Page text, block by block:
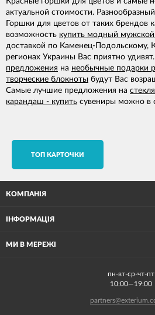
актуальной стоимости.
Горшки для цветов от таких брендов
возможность купить модный
доставкой по Каменец-Подольскому,
регионах Украины Вас приятно
предложения на необычные подарки
творческие блокноты будут Вас
Самые лучшие предложения на
карандаш - купить сувениры можно в
TОП КАРТОЧКИ
КОМПАНІЯ
ІНФОРМАЦІЯ
МИ В МЕРЕЖІ
пн-вт-ср-чт-пт
10:00—19:00